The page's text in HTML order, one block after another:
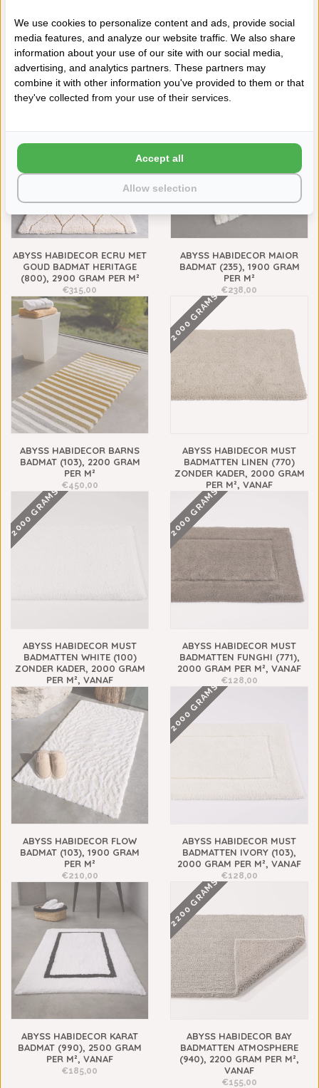
ABYSS HABIDECOR SHAG
BADMAT LINEN (770), 2500
GRAM PER M²
€213,00
ABYSS HABIDECOR
REVERSIBLE BADMATTEN
CROISSANT (716), 2200 GRAM
PER M², VANAF
ABYSS HABIDECOR ECRU MET
GOUD BADMAT HERITAGE
(800), 2900 GRAM PER M²
€315,00
ABYSS HABIDECOR MAIOR
BADMAT (235), 1900 GRAM
PER M²
€238,00
ABYSS HABIDECOR BARNS
BADMAT (103), 2200 GRAM
PER M²
€450,00
2000 GRAMS
ABYSS HABIDECOR MUST
BADMATTEN LINEN (770)
ZONDER KADER, 2000 GRAM
PER M², VANAF
€248,00
2000 GRAMS
ABYSS HABIDECOR MUST
BADMATTEN WHITE (100)
ZONDER KADER, 2000 GRAM
PER M², VANAF
€248,00
2000 GRAMS
ABYSS HABIDECOR MUST
BADMATTEN FUNGHI (771),
2000 GRAM PER M², VANAF
€128,00
ABYSS HABIDECOR FLOW
BADMAT (103), 1900 GRAM
PER M²
€210,00
2000 GRAMS
ABYSS HABIDECOR MUST
BADMATTEN IVORY (103),
2000 GRAM PER M², VANAF
€128,00
ABYSS HABIDECOR KARAT
BADMAT (990), 2500 GRAM
PER M², VANAF
€185,00
2200 GRAMS
ABYSS HABIDECOR BAY
BADMATTEN ATMOSPHERE
(940), 2200 GRAM PER M²,
VANAF
€155,00
We use cookies to personalize content and ads, provide social
media features, and analyze our website traffic. We also share
information about your use of our site with our social media,
advertising, and analytics partners. These partners may
combine it with other information you've provided to them or that
they've collected from your use of their services.
Allow selection
Accept all